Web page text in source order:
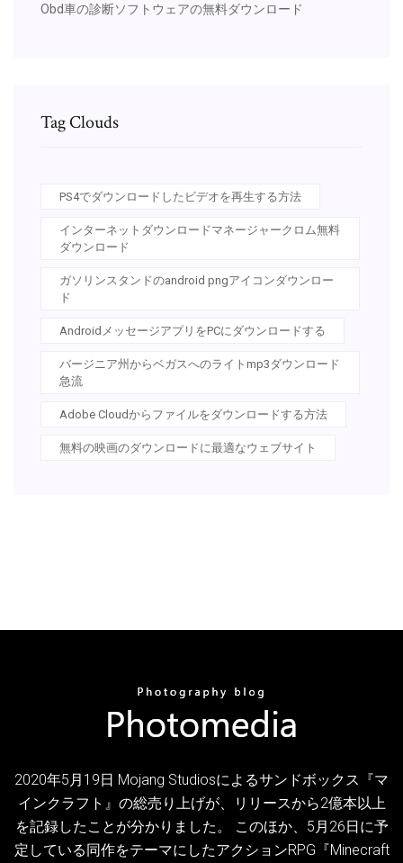
Obd車の診断ソフトウェアの無料ダウンロード
Tag Clouds
PS4でダウンロードしたビデオを再生する方法
インターネットダウンロードマネージャークロム無料
ダウンロード
ガソリンスタンドのandroid pngアイコンダウンロー
ド
AndroidメッセージアプリをPCにダウンロードする
バージニア州からベガスへのライトmp3ダウンロード
急流
Adobe Cloudからファイルをダウンロードする方法
無料の映画のダウンロードに最適なウェブサイト
2020年5月19日 Mojang Studiosによるサンドボックス『マ
インクラフト』の総売り上げが、リリースから2億本以上
を記録したことが分かりました。 このほか、5月26日に予
定している同作をテーマにしたアクションRPG『Minecraft